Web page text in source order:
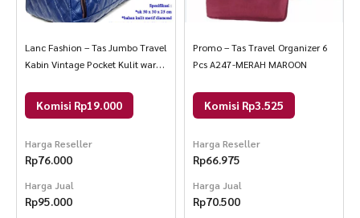
Lanc Fashion – Tas Jumbo Travel
Kabin Vintage Pocket Kulit warna
Komisi Rp19.000
Harga Reseller
Rp76.000
Harga Jual
Rp95.000
Promo – Tas Travel Organizer 6
Pcs A247-MERAH MAROON
Komisi Rp3.525
Harga Reseller
Rp66.975
Harga Jual
Rp70.500